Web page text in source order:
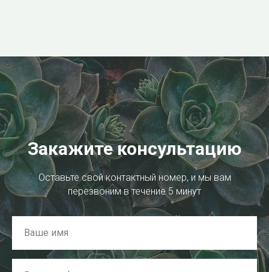
Закажите консультацию
Оставьте свой контактный номер, и мы вам
перезвоним в течение 5 минут